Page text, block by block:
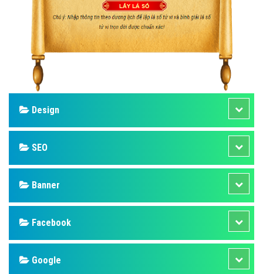
Design
SEO
Banner
Facebook
Google